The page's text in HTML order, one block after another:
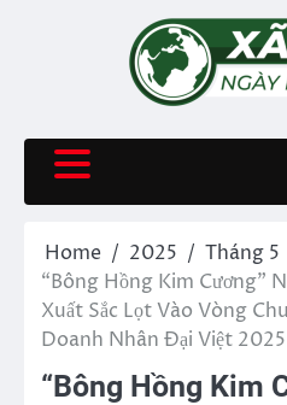
Home 2025 Tháng 5
“Bông Hồng Kim Cương”
Xuất Sắc Lọt Vào Vòng
Doanh Nhân Đại Việt 2025
“Bông Hồng Kim